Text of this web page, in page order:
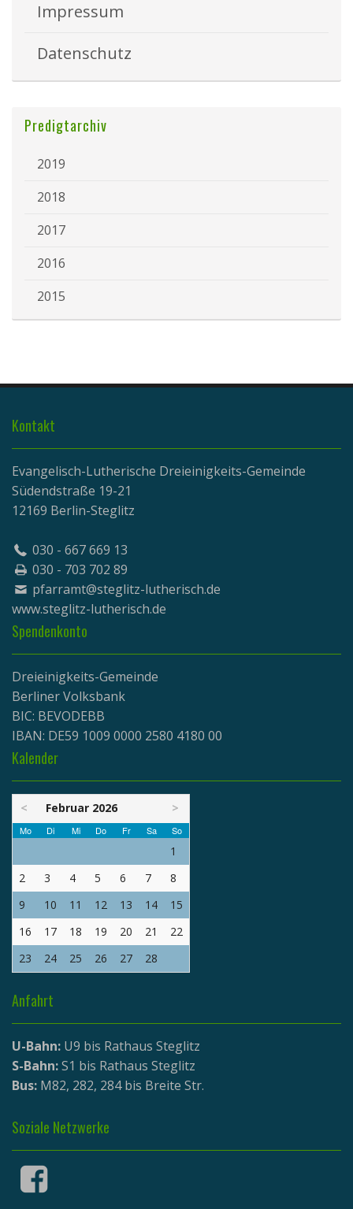
Impressum
Datenschutz
Predigtarchiv
2019
2018
2017
2016
2015
Kontakt
Evangelisch-Lutherische Dreieinigkeits-Gemeinde
Südendstraße 19-21
12169 Berlin-Steglitz
030 - 667 669 13
030 - 703 702 89
pfarramt@steglitz-lutherisch.de
www.steglitz-lutherisch.de
Spendenkonto
Dreieinigkeits-Gemeinde
Berliner Volksbank
BIC: BEVODEBB
IBAN: DE59 1009 0000 2580 4180 00
Kalender
< Februar 2026 >
Mo Di Mi Do Fr Sa So
1
2
3 4 5 6 7
8
9
10 11 12 13 14
15
16
17 18 19 20 21
22
23
24 25 26 27 28
Anfahrt
U-Bahn: U9 bis Rathaus Steglitz
S-Bahn:S1 bis Rathaus Steglitz
Bus: M82, 282, 284 bis Breite Str.
Soziale Netzwerke